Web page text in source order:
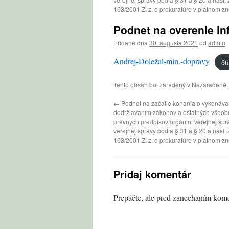
153/2001 Z. z. o prokuratúre v platnom
Podnet na overenie
Pridané dňa 30. augusta 2021 od admin
Andrej-Doležal-min.-dopravy
Tento obsah bol zaradený v Nezaradené
← Podnet na začatie konania o
dodržiavaním zákonov a ostatných
právnych predpisov orgánmi verejnej
verejnej správy podľa § 31 a § 20 a nasl.
153/2001 Z. z. o prokuratúre v platnom
Pridaj komentár
Prepáčte, ale pred zanechaním